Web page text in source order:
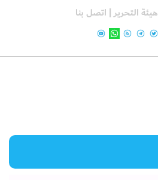
هيئة التحرير | اتصل بنا